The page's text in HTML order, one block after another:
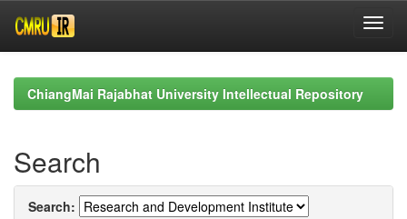
navigationChiangMai Rajabhat University Intellectual Repository
Search
Search: